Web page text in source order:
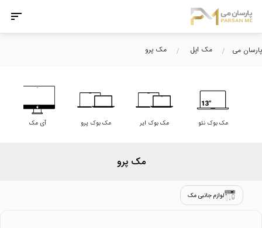
پارسان می مک اپل مک پرو
مک بوک نئو مک بوک ایر مک بوک پرو آی مک
مک پرو
لوازم جانبی مک